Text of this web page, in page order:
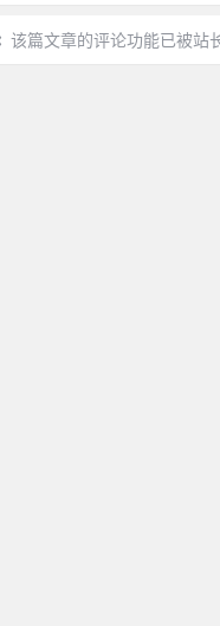
该篇文章的评论功能已被站